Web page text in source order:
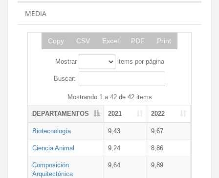
MEDIA
Copy CSV Excel PDF Print
Mostrar items por página
Buscar:
Mostrando 1 a 42 de 42 items
DEPARTAMENTOS 2021 2022
Biotecnología 9,43 9,67
Ciencia Animal 9,24 8,86
Composición
Arquitectónica
9,64 9,89